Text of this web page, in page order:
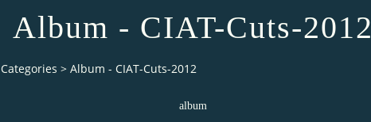
Album - CIAT-Cuts-2012
Categories > Album - CIAT-Cuts-2012
album